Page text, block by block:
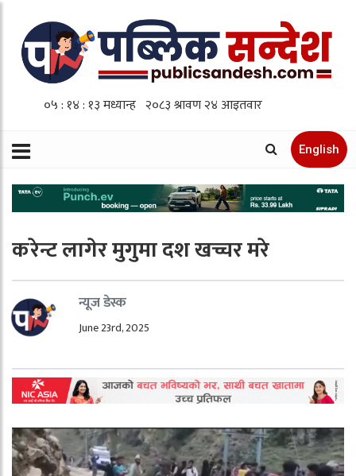
English
करेन्ट लागेर मुगुमा दश खच्चर मरे
न्यूज डेस्क
June 23rd, 2025